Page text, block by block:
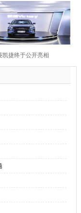
凯捷终于公开亮相